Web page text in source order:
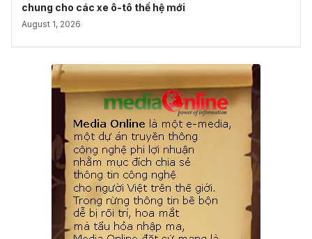
chung cho các xe ô-tô thế hệ mới
August 1, 2026